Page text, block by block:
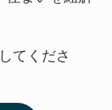
てくださ